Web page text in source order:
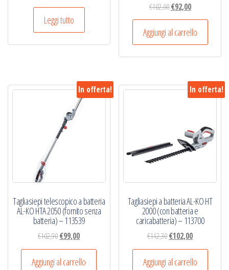
Leggi tutto
€102,00 Il
prezzo
originale
era:
€102,00.
€92,00Il
prezzo
attuale
è:
€92,00.
Aggiungi al carrello
In offerta!
Tagliasiepi telescopico a batteria
AL-KO HTA 2050 (fornito senza
batteria) – 113539
€102,90Il
prezzo
originale
€99,00Il
prezzo
attuale
Aggiungi al carrello
In offerta!
Tagliasiepi a batteria AL-KO HT
2000 (con batteria e
caricabatteria) – 113700
€112,30Il
prezzo
originale
€102,00Il
prezzo
attuale
Aggiungi al carrello